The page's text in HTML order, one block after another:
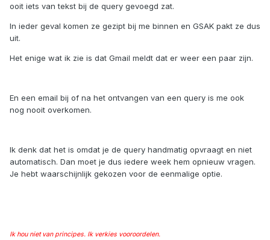
ooit iets van tekst bij de query gevoegd zat.
In ieder geval komen ze gezipt bij me binnen en GSAK pakt ze dus
uit.
Het enige wat ik zie is dat Gmail meldt dat er weer een paar zijn.
En een email bij of na het ontvangen van een query is me ook
nog nooit overkomen.
Ik denk dat het is omdat je de query handmatig opvraagt en niet
automatisch. Dan moet je dus iedere week hem opnieuw vragen.
Je hebt waarschijnlijk gekozen voor de eenmalige optie.
Ik hou niet van principes. Ik verkies vooroordelen.